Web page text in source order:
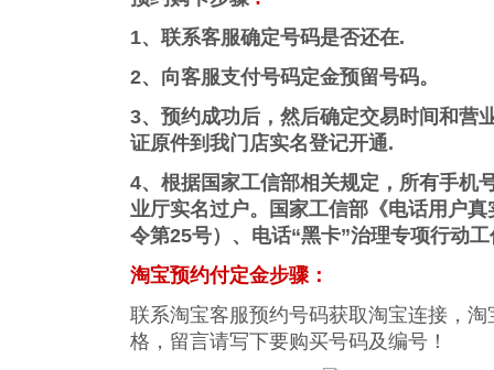
1、联系客服确定号码是否还在.
2、向客服支付号码定金预留号码。
3、预约成功后，然后确定交易时间和营
证原件到我门店实名登记开通.
4、根据国家工信部相关规定，所有手机
业厅实名过户。国家工信部《电话用户
令第25号）、电话“黑卡”治理专项行动
淘宝预约付定金步骤：
联系淘宝客服预约号码获取淘宝连接，
格，留言请写下要购买号码及编号！